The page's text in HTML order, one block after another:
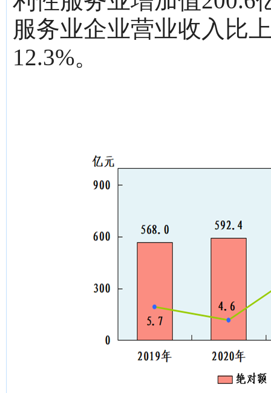
服务业企业营业收入比
12.3%。